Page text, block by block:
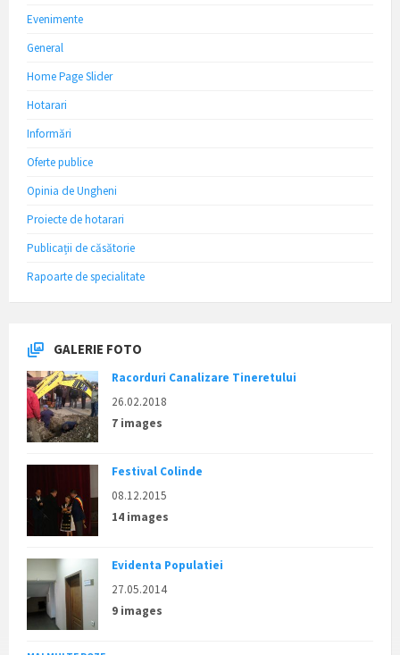
Evenimente
General
Home Page Slider
Hotarari
Informări
Oferte publice
Opinia de Ungheni
Proiecte de hotarari
Publicații de căsătorie
Rapoarte de specialitate
GALERIE FOTO
Racorduri Canalizare Tineretului
26.02.2018
7 images
Festival Colinde
08.12.2015
14 images
Evidenta Populatiei
27.05.2014
9 images